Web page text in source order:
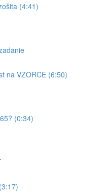
(4:41)
na VZORCE (6:50)
(0:34)